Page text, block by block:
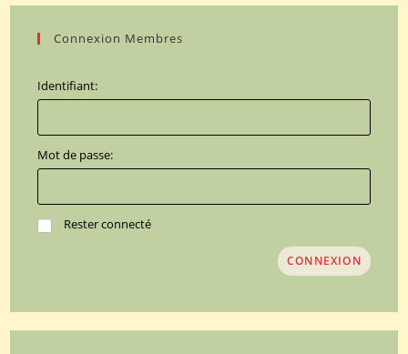
Connexion Membres
Identifiant:
Mot de passe:
Rester connecté
CONNEXION